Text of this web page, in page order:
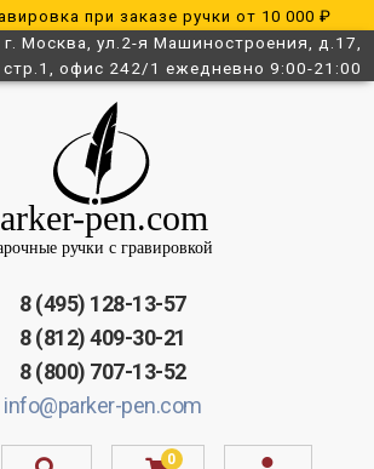
при заказе ручки от 10 000 ₽
г. Москва, ул.2-я Машиностроения, д.17,
стр.1, офис 242/1 ежедневно 9:00-21:00
8 (495) 128-13-57
8 (812) 409-30-21
8 (800) 707-13-52
info@parker-pen.com
0